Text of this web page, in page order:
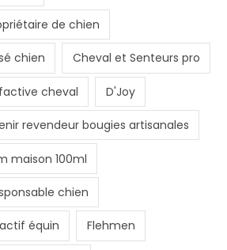
de chien
chien Cheval et Senteurs pro
cheval D'Joy
revendeur bougies artisanales
maison 100ml
chien
équin Flehmen